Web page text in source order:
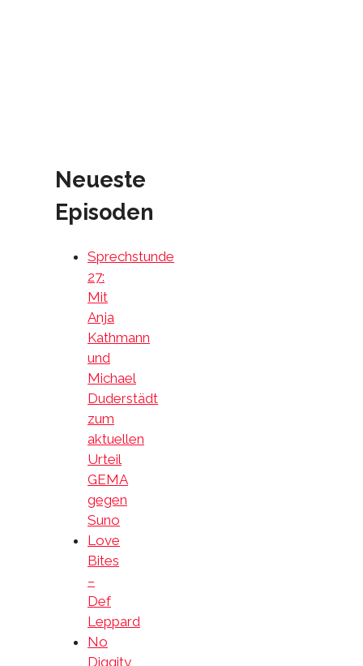
Neueste
Episoden
Sprechstunde
27:
Mit
Anja
Kathmann
und
Michael
Duderstädt
zum
aktuellen
Urteil
GEMA
gegen
Suno
Love
Bites
–
Def
Leppard
No
Diggity